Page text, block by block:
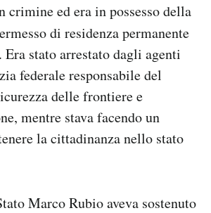
aiuto?
crimine ed era in possesso della
di residenza permanente
stato arrestato dagli agenti
federale responsabile del
delle frontiere e
mentre stava facendo un
la cittadinanza nello stato
Marco Rubio aveva sostenuto